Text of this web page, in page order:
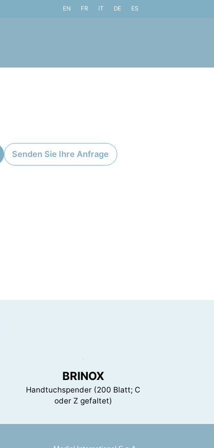
EN FR IT DE ES
Senden Sie Ihre Anfrage
BRINOX
Handtuchspender (200 Blatt; C
oder Z gefaltet)